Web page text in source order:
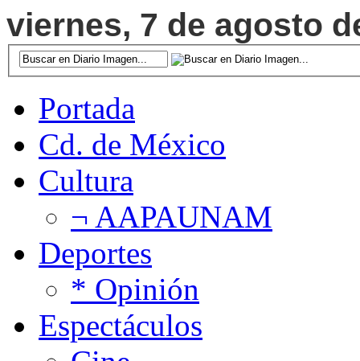
viernes, 7 de agosto
Portada
Cd. de México
Cultura
¬ AAPAUNAM
Deportes
* Opinión
Espectáculos